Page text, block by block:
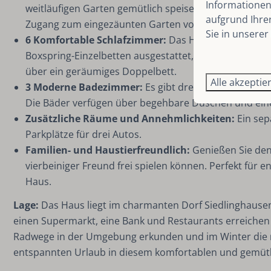
weitläufigen Garten gemütlich speisen. Die Küche
Zugang zum eingezäunten Garten von 1200 m².
6 Komfortable Schlafzimmer: Das Haus verfügt
Boxspring-Einzelbetten ausgestattet, ein Zimmer hat
über ein geräumiges Doppelbett.
3 Moderne Badezimmer: Es gibt drei moderne
Die Bäder verfügen über begehbare Duschen und
Zusätzliche Räume und Annehmlichkeiten: Ein
Parkplätze für drei Autos.
Familien- und Haustierfreundlich: Genießen Sie
vierbeiniger Freund frei spielen können. Perfekt für
Haus.
Lage: Das Haus liegt im charmanten Dorf
einen Supermarkt, eine Bank und Restaurants
Radwege in der Umgebung erkunden und im Winter
entspannten Urlaub in diesem komfortablen und
aufgrund
Sie in unserer
Alle